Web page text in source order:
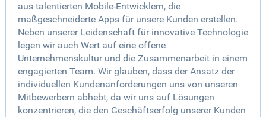
aus talentierten Mobile-Entwicklern, die
maßgeschneiderte Apps für unsere Kunden erstellen.
Neben unserer Leidenschaft für innovative Technologie
legen wir auch Wert auf eine offene
Unternehmenskultur und die Zusammenarbeit in einem
engagierten Team. Wir glauben, dass der Ansatz der
individuellen Kundenanforderungen uns von unseren
Mitbewerbern abhebt, da wir uns auf Lösungen
konzentrieren, die den Geschäftserfolg unserer Kunden